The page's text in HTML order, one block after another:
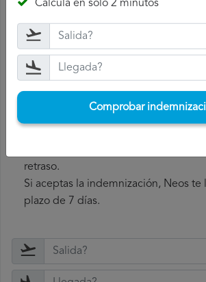
Espera la respuesta : Neos tiene un
En su respuesta, te informarán si
reclamación y, en caso de aceptarla,
indemnización.
Recoge la indemnización
: si Neos
reclamación, te ofrecerán una
retraso.
Si aceptas la indemnización, Neos te
plazo de 7 días.
Calcula en solo 2 minutos
Comprobar